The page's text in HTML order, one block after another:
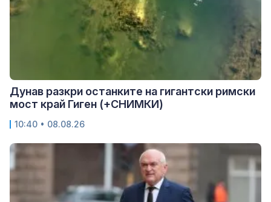
Дунав разкри останките на гигантски римски
мост край Гиген (+СНИМКИ)
10:40 • 08.08.26